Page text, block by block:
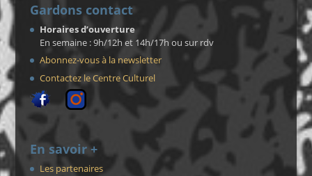
Gardons contact
Horaires d’ouverture
En semaine : 9h/12h et 14h/17h ou sur rdv
Abonnez-vous à la newsletter
Contactez le Centre Culturel
En savoir +
Les partenaires